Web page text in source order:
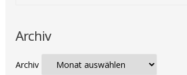
Archiv
Archiv